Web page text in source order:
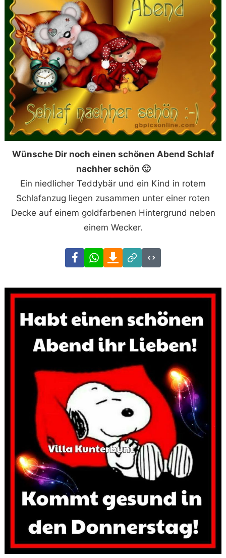
Wünsche Dir noch einen schönen Abend Schlaf
nachher schön 🙂
Ein niedlicher Teddybär und ein Kind in rotem
Schlafanzug liegen zusammen unter einer roten
Decke auf einem goldfarbenen Hintergrund neben
einem Wecker.
FacebookWhatsAppDownload
Link
Code